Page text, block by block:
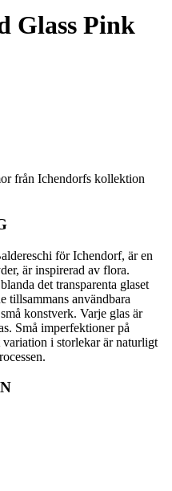
Glass Pink
från Ichendorfs kollektion
för Ichendorf, är en
är inspirerad av flora.
det transparenta glaset
tillsammans användbara
konstverk. Varje glas är
Små imperfektioner på
i storlekar är naturligt